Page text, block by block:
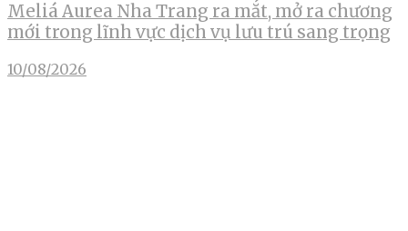
Meliá Aurea Nha Trang ra mắt, mở ra chương
mới trong lĩnh vực dịch vụ lưu trú sang trọng
10/08/2026